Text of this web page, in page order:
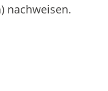
nachweisen.